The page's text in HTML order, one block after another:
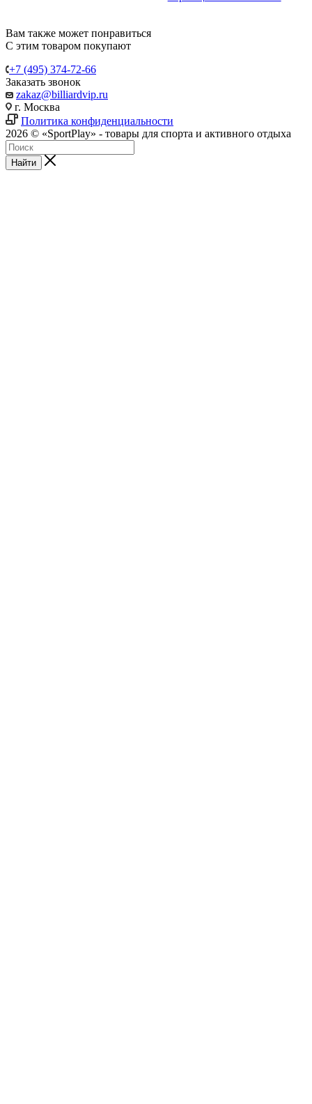
Вам также может понравиться
С этим товаром покупают
+7 (495) 374-72-66
Заказать звонок
zakaz@billiardvip.ru
г. Москва
Политика конфиденциальности
2026 © «SportPlay» - товары для спорта и активного отдыха
Найти